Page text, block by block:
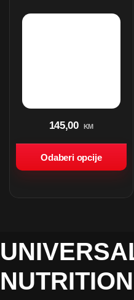
145,00 KM
Odaberi opcije